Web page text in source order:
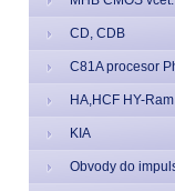
CD, CDB
C81A procesor
HA,HCF HY-Ram
KIA
Obvody do